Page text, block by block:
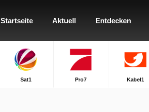
Startseite Aktuell Entdecken
Sat1 Pro7 Kabel1